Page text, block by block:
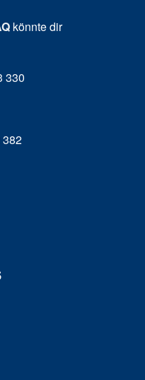
könnte dir
330
382